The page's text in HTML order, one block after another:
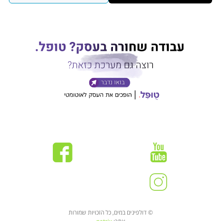
© דולפינים במים, כל הזכויות שמורות